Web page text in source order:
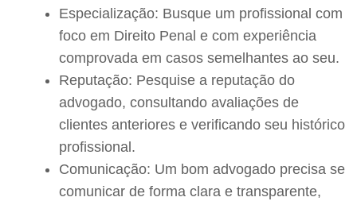
Especialização: Busque um profissional com
foco em Direito Penal e com experiência
comprovada em casos semelhantes ao seu.
Reputação: Pesquise a reputação do
advogado, consultando avaliações de
clientes anteriores e verificando seu histórico
profissional.
Comunicação: Um bom advogado precisa se
comunicar de forma clara e transparente,